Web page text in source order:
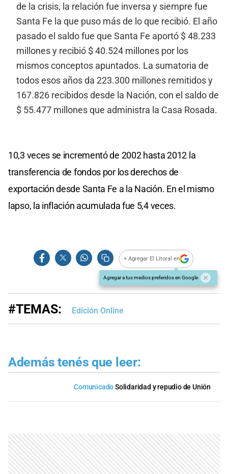
de la crisis, la relación fue inversa y siempre fue
Santa Fe la que puso más de lo que recibió. El año
pasado el saldo fue que Santa Fe aportó $ 48.233
millones y recibió $ 40.524 millones por los
mismos conceptos apuntados. La sumatoria de
todos esos años da 223.300 millones remitidos y
167.826 recibidos desde la Nación, con el saldo de
$ 55.477 millones que administra la Casa Rosada.
10,3 veces se incrementó de 2002 hasta 2012 la
transferencia de fondos por los derechos de
exportación desde Santa Fe a la Nación. En el mismo
lapso, la inflación acumulada fue 5,4 veces.
+ Agregar El Litoral en
Agregar a tus medios preferidos en Google
#TEMAS: Edición Online
Además tenés que leer:
ComunicadoSolidaridad y repudio de Unión